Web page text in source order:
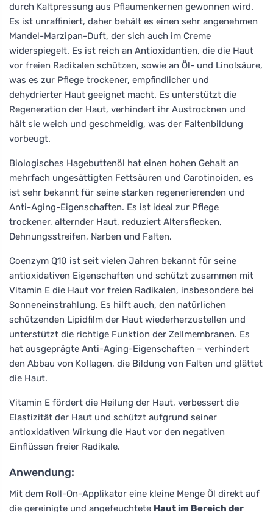
durch Kaltpressung aus Pflaumenkernen gewonnen wird.
Es ist unraffiniert, daher behält es einen sehr angenehmen
Mandel-Marzipan-Duft, der sich auch im Creme
widerspiegelt. Es ist reich an Antioxidantien, die die Haut
vor freien Radikalen schützen, sowie an Öl- und Linolsäure,
was es zur Pflege trockener, empfindlicher und
dehydrierter Haut geeignet macht. Es unterstützt die
Regeneration der Haut, verhindert ihr Austrocknen und
hält sie weich und geschmeidig, was der Faltenbildung
vorbeugt.
Biologisches Hagebuttenöl hat einen hohen Gehalt an
mehrfach ungesättigten Fettsäuren und Carotinoiden, es
ist sehr bekannt für seine starken regenerierenden und
Anti-Aging-Eigenschaften. Es ist ideal zur Pflege
trockener, alternder Haut, reduziert Altersflecken,
Dehnungsstreifen, Narben und Falten.
Coenzym Q10 ist seit vielen Jahren bekannt für seine
antioxidativen Eigenschaften und schützt zusammen mit
Vitamin E die Haut vor freien Radikalen, insbesondere bei
Sonneneinstrahlung. Es hilft auch, den natürlichen
schützenden Lipidfilm der Haut wiederherzustellen und
unterstützt die richtige Funktion der Zellmembranen. Es
hat ausgeprägte Anti-Aging-Eigenschaften – verhindert
den Abbau von Kollagen, die Bildung von Falten und glättet
die Haut.
Vitamin E fördert die Heilung der Haut, verbessert die
Elastizität der Haut und schützt aufgrund seiner
antioxidativen Wirkung die Haut vor den negativen
Einflüssen freier Radikale.
Anwendung:
Mit dem Roll-On-Applikator eine kleine Menge Öl direkt auf
die gereinigte und angefeuchtete Haut im Bereich der